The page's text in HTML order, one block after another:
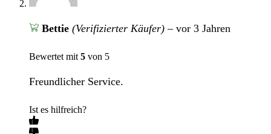
Bettie (Verifizierter Käufer) – vor 3 Jahren
Bewertet mit 5 von 5
Freundlicher Service.
Ist es hilfreich?